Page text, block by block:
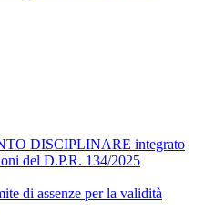
DISCIPLINARE integrato
del D.P.R. 134/2025
di assenze per la validità